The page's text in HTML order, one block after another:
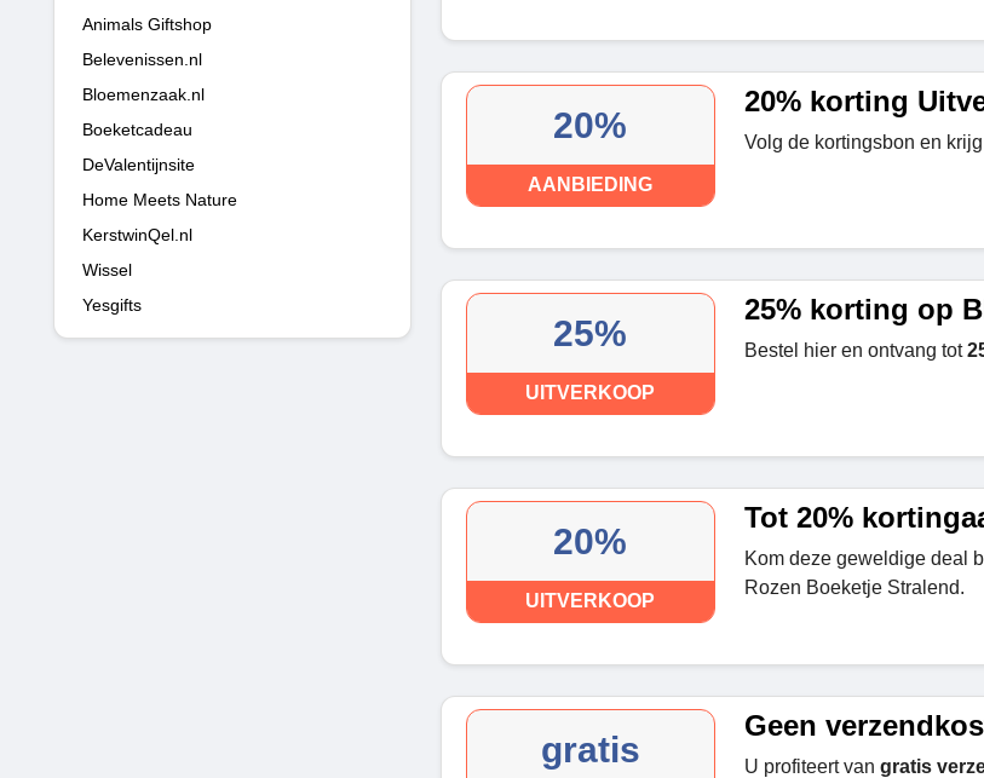
Animals Giftshop
Belevenissen.nl
Bloemenzaak.nl
Boeketcadeau
DeValentijnsite
Home Meets Nature
KerstwinQel.nl
Wissel
Yesgifts
20%
AANBIEDING
20% korting
Volg de kortingsbon en
25%
UITVERKOOP
25% korting op
Bestel hier en ontvang tot
20%
UITVERKOOP
Tot 20%
Kom deze geweldige deal
Rozen Boeketje Stralend.
gratis
Geen
U profiteert van gratis